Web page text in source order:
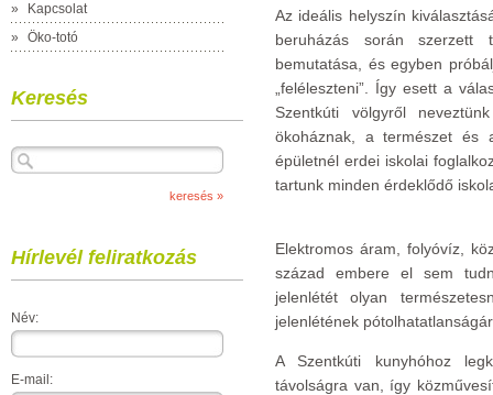
»
Kapcsolat
»
Öko-totó
Keresés
Hírlevél feliratkozás
Név:
E-mail:
Az ideális helyszín
beruházás során szerzett
bemutatása, és egyben
„feléleszteni”. Így esett a
Szentkúti völgyről
ökoháznak, a természet és
épületnél erdei iskolai
tartunk minden érdeklődő
Elektromos áram, folyóvíz,
század embere el sem
jelenlétét olyan
jelenlétének
A Szentkúti kunyhóhoz
távolságra van, így